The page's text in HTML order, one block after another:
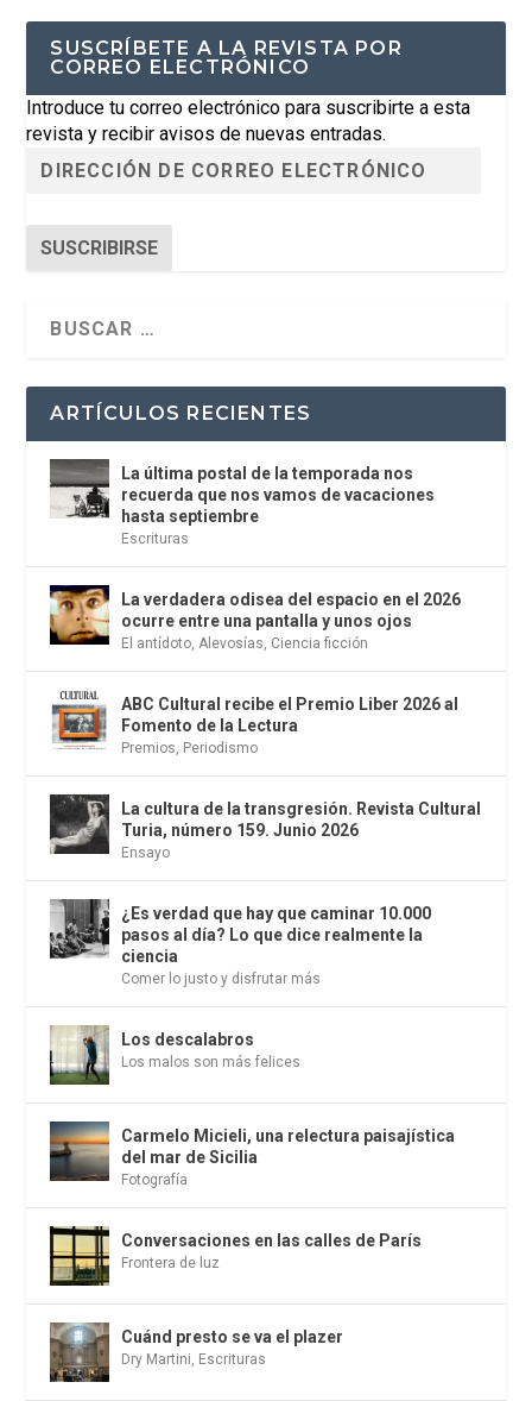
SUSCRÍBETE A LA REVISTA POR
CORREO ELECTRÓNICO
Introduce tu correo electrónico para suscribirte a esta
revista y recibir avisos de nuevas entradas.
SUSCRIBIRSE
ARTÍCULOS RECIENTES
La última postal de la temporada nos
recuerda que nos vamos de vacaciones
hasta septiembre
Escrituras
La verdadera odisea del espacio en el 2026
ocurre entre una pantalla y unos ojos
El antídoto,Alevosías, Ciencia ficción
ABC Cultural recibe el Premio Liber 2026 al
Fomento de la Lectura
Premios, Periodismo
La cultura de la transgresión. Revista Cultural
Turia, número 159. Junio 2026
Ensayo
¿Es verdad que hay que caminar 10.000
pasos al día? Lo que dice realmente la
ciencia
Comer lo justo y disfrutar más
Los descalabros
Los malos son más felices
Carmelo Micieli, una relectura paisajística
del mar de Sicilia
Fotografía
Conversaciones en las calles de París
Frontera de luz
Cuánd presto se va el plazer
Dry Martini, Escrituras